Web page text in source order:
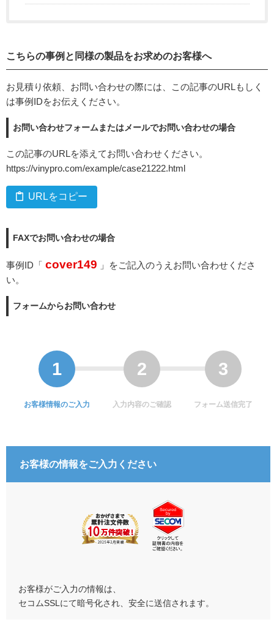
こちらの事例と同様の製品をお求めのお客様へ
お見積り依頼、お問い合わせの際には、この記事のURLもしく
は事例IDをお伝えください。
お問い合わせフォームまたはメールでお問い合わせの場合
この記事のURLを添えてお問い合わせください。
https://vinypro.com/example/case21222.html
URLをコピー
FAXでお問い合わせの場合
事例ID「 cover149 」をご記入のうえお問い合わせくださ
い。
フォームからお問い合わせ
お客様情報のご入力 入力内容のご確認 フォーム送信完了
お客様の情報をご入力ください
お客様がご入力の情報は、
セコムSSLにて暗号化され、安全に送信されます。